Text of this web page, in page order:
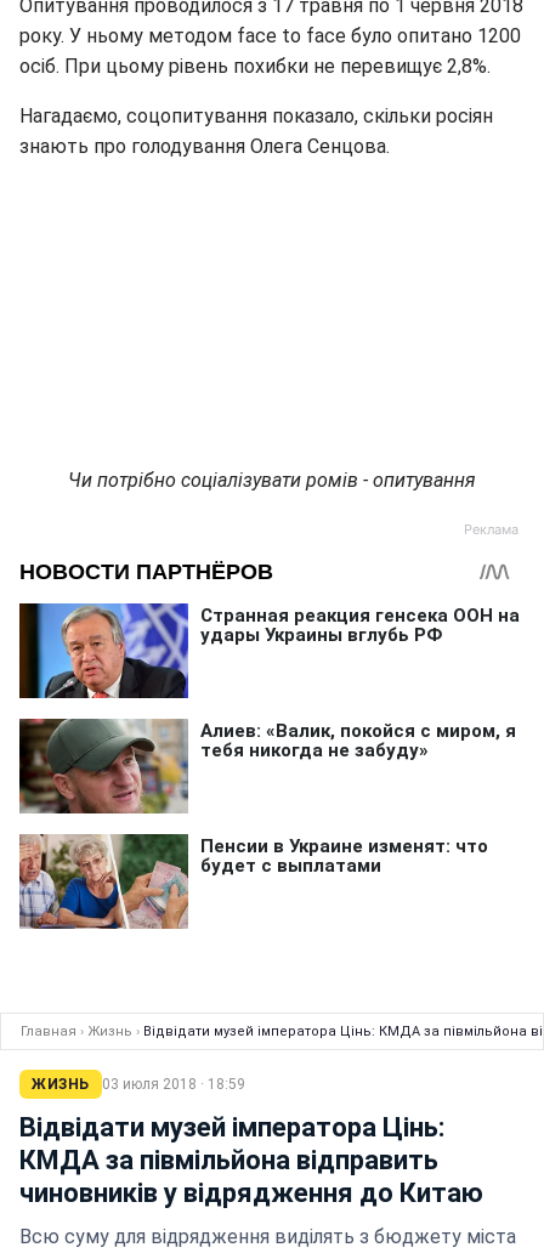
Опитування проводилося з 17 травня по 1 червня 2018
року. У ньому методом face to face було опитано 1200
осіб. При цьому рівень похибки не перевищує 2,8%.
Нагадаємо, соцопитування показало, скільки росіян
знають про голодування Олега Сенцова.
Чи потрібно соціалізувати ромів - опитування
Главная › Жизнь › Відвідати музей імператора Цінь: КМДА за півмільйона
ЖИЗНЬ 03 июля 2018 · 18:59
Відвідати музей імператора Цінь:
КМДА за півмільйона відправить
чиновників у відрядження до Китаю
Всю суму для відрядження виділять з бюджету міста